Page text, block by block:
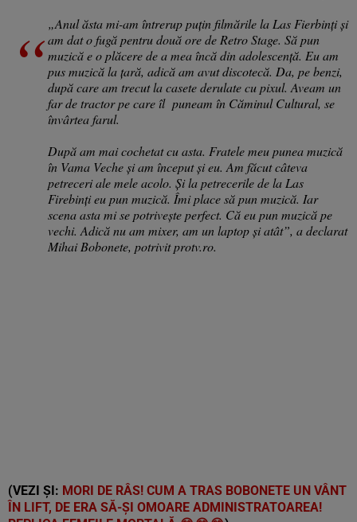
„Anul ăsta mi-am întrerup puțin filmările la Las Fierbinți și
am dat o fugă pentru două ore de Retro Stage. Să pun
muzică e o plăcere de a mea încă din adolescență. Eu am
pus muzică la țară, adică am avut discotecă. Da, pe benzi,
după care am trecut la casete derulate cu pixul. Aveam un
far de tractor pe care îl puneam în Căminul Cultural, se
învârtea farul.
După am mai cochetat cu asta. Fratele meu punea muzică
în Vama Veche și am început și eu. Am făcut câteva
petreceri ale mele acolo. Și la petrecerile de la Las
Firebinți eu pun muzică. Îmi place să pun muzică. Iar
scena asta mi se potrivește perfect. Că eu pun muzică pe
vechi. Adică nu am mixer, am un laptop și atât”, a declarat
Mihai Bobonete, potrivit protv.ro.
(VEZI ȘI: MORI DE RÂS! CUM A TRAS BOBONETE UN VÂNT
ÎN LIFT, DE ERA SĂ-ȘI OMOARE ADMINISTRATOAREA!